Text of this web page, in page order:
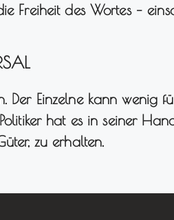
Freiheit des Wortes –
Der Einzelne kann wenig
hat es in seiner
zu erhalten.